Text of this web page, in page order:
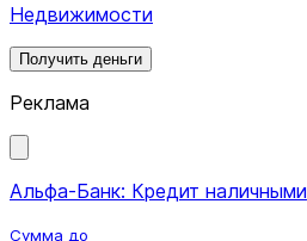
Недвижимости
Получить деньги
Реклама
Альфа-Банк: Кредит наличными
Сумма до